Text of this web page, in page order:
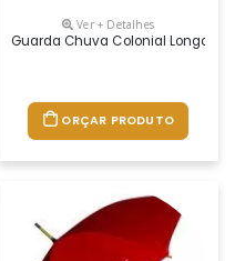
Especial Liso, Cabo Curvo Em
Ver + Detalhes
Guarda Chuva Colonial Longo,
ORÇAR PRODUTO